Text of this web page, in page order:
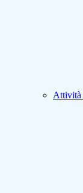
Attività